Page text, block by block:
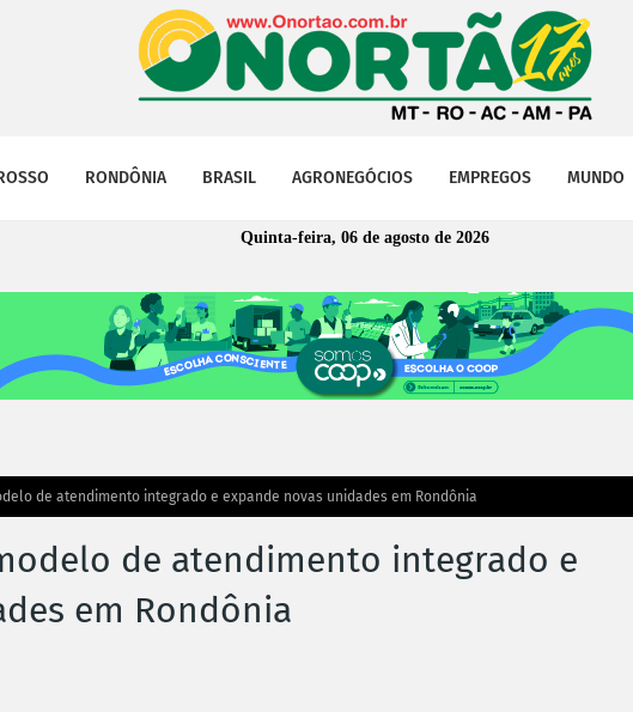
RONDÔNIA BRASIL AGRONEGÓCIOS EMPREGOS MUNDO
Quinta-feira, 06 de agosto de 2026
de atendimento integrado e expande novas unidades em Rondônia
de atendimento integrado e
em Rondônia